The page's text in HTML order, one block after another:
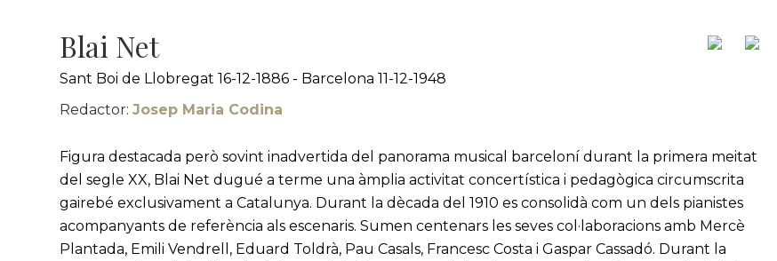
Blai Net
Sant Boi de Llobregat 16-12-1886 - Barcelona 11-12-1948
Redactor:Josep Maria Codina
Figura destacada però sovint inadvertida del panorama musical barceloní durant la primera meitat
del segle XX, Blai Net dugué a terme una àmplia activitat concertística i pedagògica circumscrita
gairebé exclusivament a Catalunya. Durant la dècada del 1910 es consolidà com un dels pianistes
acompanyants de referència als escenaris. Sumen centenars les seves col·laboracions amb Mercè
Plantada, Emili Vendrell, Eduard Toldrà, Pau Casals, Francesc Costa i Gaspar Cassadó. Durant la